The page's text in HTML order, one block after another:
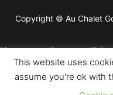
Copyright © Au Chalet
Nous rappelons que
santé et que l’alcool
This website uses
assume you're ok with